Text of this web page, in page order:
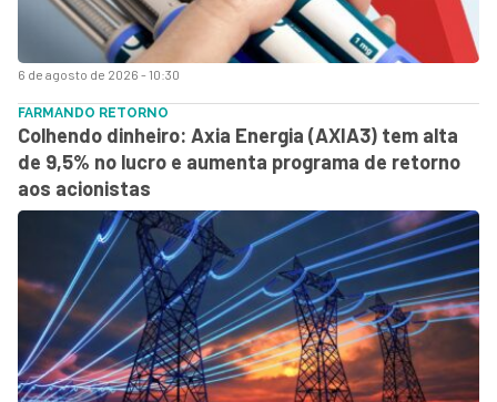
6 de agosto de 2026 - 10:30
FARMANDO RETORNO
Colhendo dinheiro: Axia Energia (AXIA3) tem alta
de 9,5% no lucro e aumenta programa de retorno
aos acionistas